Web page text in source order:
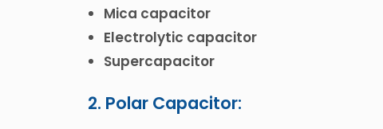
Mica capacitor
Electrolytic capacitor
Supercapacitor
2. Polar Capacitor: